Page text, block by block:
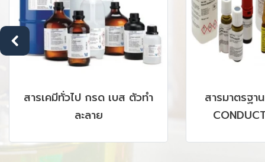
สารมาตรฐาน PH BUFFER,
CONDUCTIVITY, ION
MEDIA ;